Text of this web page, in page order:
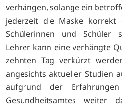
verhängen, solange ein
jederzeit die Maske
Schülerinnen und Schüler
Lehrer kann eine verhängte
zehnten Tag verkürzt
angesichts aktueller Studien
aufgrund der
Gesundheitsamtes weiter